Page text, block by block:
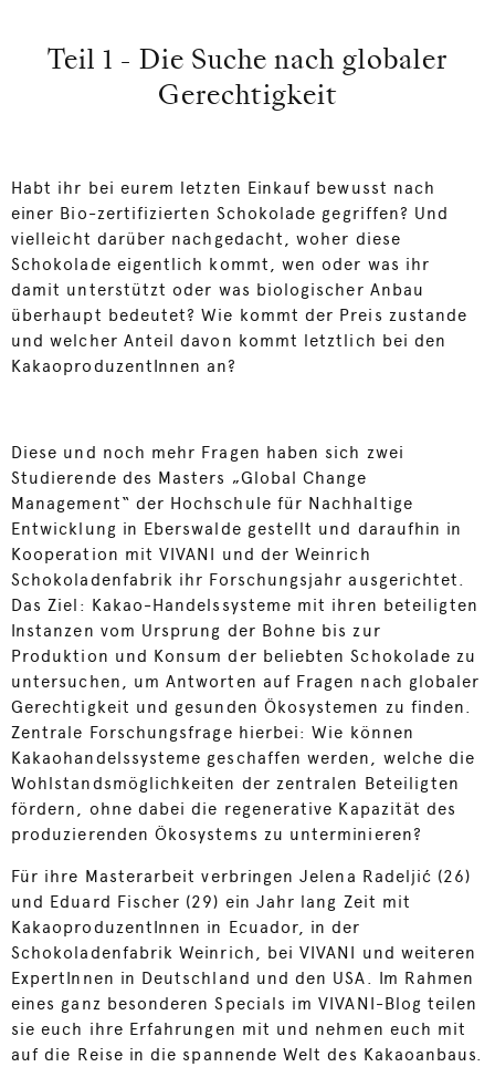
Teil 1 - Die Suche nach globaler
Gerechtigkeit
Habt ihr bei eurem letzten Einkauf bewusst nach
einer Bio-zertifizierten Schokolade gegriffen? Und
vielleicht darüber nachgedacht, woher diese
Schokolade eigentlich kommt, wen oder was ihr
damit unterstützt oder was biologischer Anbau
überhaupt bedeutet? Wie kommt der Preis zustande
und welcher Anteil davon kommt letztlich bei den
KakaoproduzentInnen an?
Diese und noch mehr Fragen haben sich zwei
Studierende des Masters „Global Change
Management“ der Hochschule für Nachhaltige
Entwicklung in Eberswalde gestellt und daraufhin in
Kooperation mit VIVANI und der Weinrich
Schokoladenfabrik ihr Forschungsjahr ausgerichtet.
Das Ziel: Kakao-Handelssysteme mit ihren beteiligten
Instanzen vom Ursprung der Bohne bis zur
Produktion und Konsum der beliebten Schokolade zu
untersuchen, um Antworten auf Fragen nach globaler
Gerechtigkeit und gesunden Ökosystemen zu finden.
Zentrale Forschungsfrage hierbei: Wie können
Kakaohandelssysteme geschaffen werden, welche die
Wohlstandsmöglichkeiten der zentralen Beteiligten
fördern, ohne dabei die regenerative Kapazität des
produzierenden Ökosystems zu unterminieren?
Für ihre Masterarbeit verbringen Jelena Radeljić (26)
und Eduard Fischer (29) ein Jahr lang Zeit mit
KakaoproduzentInnen in Ecuador, in der
Schokoladenfabrik Weinrich, bei VIVANI und weiteren
ExpertInnen in Deutschland und den USA. Im Rahmen
eines ganz besonderen Specials im VIVANI-Blog teilen
sie euch ihre Erfahrungen mit und nehmen euch mit
auf die Reise in die spannende Welt des Kakaoanbaus.